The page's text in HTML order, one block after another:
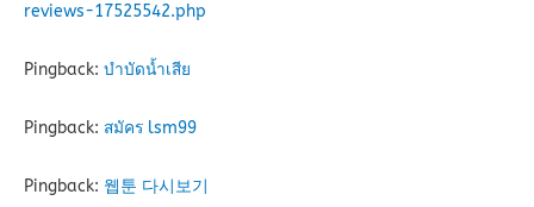
reviews-17525542.php
Pingback: บำบัดน้ำเสีย
Pingback: สมัคร lsm99
Pingback: 웹툰 다시보기